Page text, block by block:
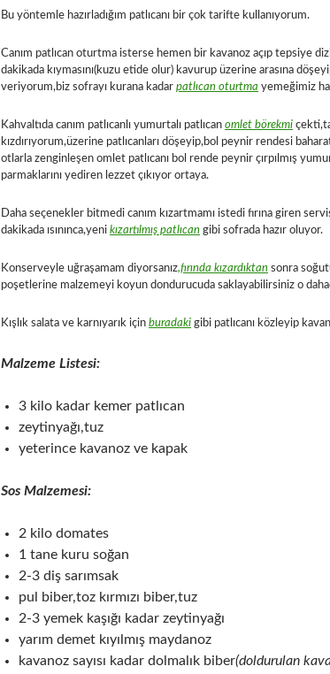
Bu yöntemle hazırladığım patlıcanı bir çok tarifte kullanıyorum.
Canım patlıcan oturtma isterse hemen bir kavanoz açıp tepsiye
dakikada kıymasını(kuzu etide olur) kavurup üzerine arasına
veriyorum,biz sofrayı kurana kadar patlıcan oturtma yemeğimiz
Kahvaltıda canım patlıcanlı yumurtalı patlıcan omlet börekmi
kızdırıyorum,üzerine patlıcanları döşeyip,bol peynir rendesi
otlarla zenginleşen omlet patlıcanı bol rende peynir çırpılmış
parmaklarını yediren lezzet çıkıyor ortaya.
Daha seçenekler bitmedi canım kızartmamı istedi fırına giren
dakikada ısınınca,yeni kızartılmış patlıcan gibi sofrada hazır oluyor.
Konserveyle uğraşamam diyorsanız,fırında kızardıktan sonra
poşetlerine malzemeyi koyun dondurucuda saklayabilirsiniz o
Kışlık salata ve karnıyarık için buradaki gibi patlıcanı közleyip
Malzeme Listesi:
3 kilo kadar kemer patlıcan
zeytinyağı,tuz
yeterince kavanoz ve kapak
Sos Malzemesi:
2 kilo domates
1 tane kuru soğan
2-3 diş sarımsak
pul biber,toz kırmızı biber,tuz
2-3 yemek kaşığı kadar zeytinyağı
yarım demet kıyılmış maydanoz
kavanoz sayısı kadar dolmalık biber(doldurulan